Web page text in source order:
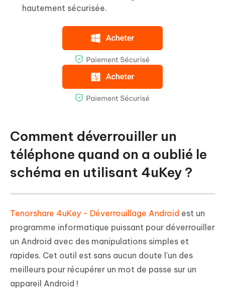
hautement sécurisée.
Comment déverrouiller un
téléphone quand on a oublié le
schéma en utilisant 4uKey ?
Tenorshare 4uKey - Déverrouillage Android est un
programme informatique puissant pour déverrouiller
un Android avec des manipulations simples et
rapides. Cet outil est sans aucun doute l’un des
meilleurs pour récupérer un mot de passe sur un
appareil Android !